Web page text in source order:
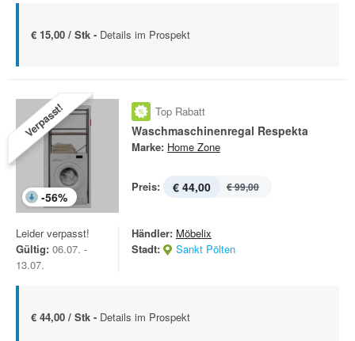
€ 15,00 / Stk - Details im Prospekt
Verpasst!
-56%
Top Rabatt
Waschmaschinenregal Respekta
Marke: Home Zone
Preis: € 44,00 € 99,00
Leider verpasst!
Gültig: 06.07. -
13.07.
Händler: Möbelix
Stadt:
Sankt Pölten
€ 44,00 / Stk - Details im Prospekt